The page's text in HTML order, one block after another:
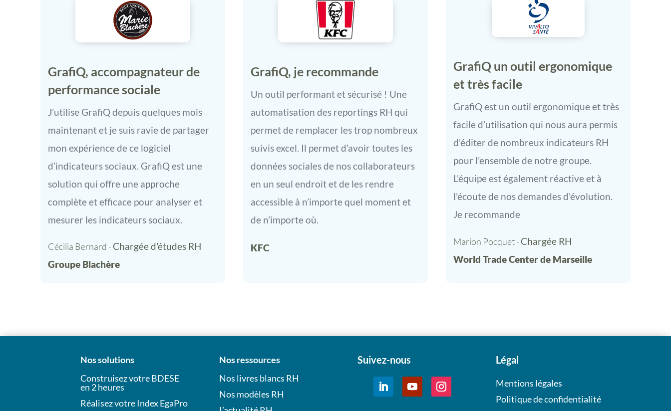
GrafiQ, accompagnateur de
performance sociale
J’utilise GrafiQ depuis quelques mois
maintenant et je suis ravie de partager
mon expérience de ce logiciel
d’indicateurs sociaux. GrafiQ est une
solution qui offre une approche
complète et efficace pour analyser et
mesurer les indicateurs sociaux.
Cécilia Bernard - Chargée d'études RH
Groupe Blachère
GrafiQ, je recommande
Un outil performant et sécurisé ! Une
automatisation des reportings RH qui
permet de remplacer les trop nombreux
suivis excel. Il permet d’avoir toutes les
données sociales de nos collaborateurs
en un seul endroit et de les rendre
accessible à n’importe quel moment et
de n’importe où.
KFC
GrafiQ un outil ergonomique
et très facile
GrafiQ est un outil ergonomique et très
facile d’utilisation qui nous aura permis
d’éditer de nombreux indicateurs RH
pour l’ensemble de notre groupe.
L’équipe est également réactive et à
l’écoute de nos demandes d’évolution.
Je recommande
Marion Pocquet - Chargée RH
World Trade Center de Marseille
Nos solutions
Construisez votre BDESE
en 2 heures
Réalisez votre Index EgaPro
Nos ressources
Nos livres blancs RH
Nos modèles RH
Suivez-nous Légal
Mentions légales
Politique de confidentialité